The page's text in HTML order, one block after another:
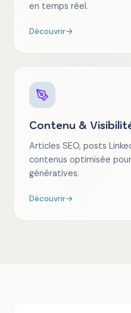
en temps réel.
Découvrir→
Contenu &
Articles SEO, posts
contenus optimisée
génératives.
Découvrir→